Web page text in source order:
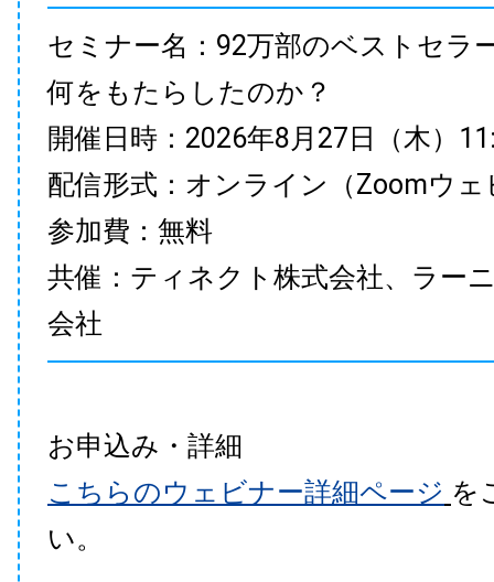
セミナー名：92万部のベストセラ
何をもたらしたのか？
開催日時：2026年8月27日（木）
配信形式：オンライン（Zoomウェ
参加費：無料
共催：ティネクト株式会社、ラー
会社
お申込み・詳細
こちらのウェビナー詳細ページ を
い。